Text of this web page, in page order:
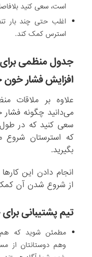
است، سعی کنید
اغلب حتی چند بار
استرس کمک کند.
جدول منظمی
افزایش فشار خون
علاوه بر ملاقات
می‌دانید چگونه فشار
سعی کنید که در
که استرستان شروع
بگیرید.
از شروع شدن آن
تیم پشتیبانی
مطمئن شوید که هم
وهم دوستانتان از